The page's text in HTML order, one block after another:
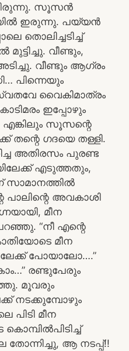
സൂസൻ
ഇരുന്നു. പയ്യൻ
തൊലിച്ചടിച്ച്
വീണ്ടും,
വീണ്ടും ആഗ്രം
പിന്നെയും
വൈകിമാത്രം
ഇപ്പോഴും
എങ്കിലും സൂസന്റെ
തന്റെ ഗദയെ തള്ളി.
അതിരസം പുരണ്ട
എടുത്തതും,
സാമാനത്തിൽ
പാലിന്റെ അവകാശി
മീന
“നീ എന്റെ
മീന
പോയാലോ….”
രണ്ടുപേരും
മൂവരും
നടക്കുമ്പോഴും
പിടി മീന
തോന്നിച്ചു, ആ നടപ്പ്!!